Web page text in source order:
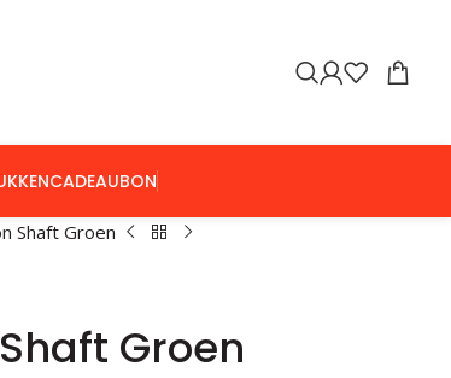
CADEAUBON
Shaft Groen
Groen